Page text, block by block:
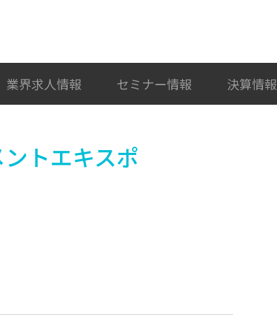
業界求人情報 セミナー情報 決算情報
トエキスポ